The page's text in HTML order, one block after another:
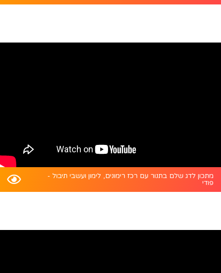
מתכון לדג שלם בתנור עם רכז רימונים, לימון ועשבי תיבול -
פודי